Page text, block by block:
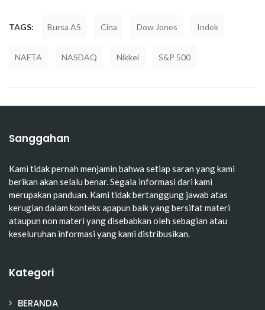
TAGS: Bursa AS Cina Dow Jones Indek
NAFTA NASDAQ Nikkei S&P 500
Sanggahan
Kami tidak pernah menjamin bahwa setiap saran yang kami
berikan akan selalu benar. Segala informasi dari kami
merupakan panduan. Kami tidak bertanggung jawab atas
kerugian dalam konteks apapun baik yang bersifat materi
ataupun non materi yang disebabkan oleh sebagian atau
keseluruhan informasi yang kami distribusikan.
Kategori
BERANDA